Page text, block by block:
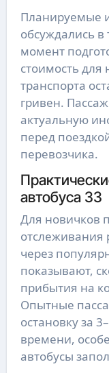
Планируемые
обсуждались в
момент
стоимость
транспорта
гривен.
актуальную
перед
перевозчика.
автобуса 33
Для новичков
отслеживания
через
показывают,
прибытия на
Опытные
остановку за
времени,
автобусы